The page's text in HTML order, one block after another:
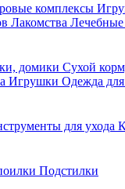
комплексы
Лакомства Лечебные
домики Сухой
Игрушки Одежда для
для ухода
Подстилки